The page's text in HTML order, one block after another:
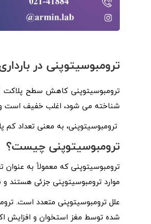
ترومبوسیتوپنی در
شناخته می شود، اغلب خفیف است و
ترومبوسیتوپنی، به معنی تعداد
ترومبوسیتوپنی چیست؟
موارد ترومبوسیتوپنی جزئی هستند
شده توسط مغز استخوان و افزایش